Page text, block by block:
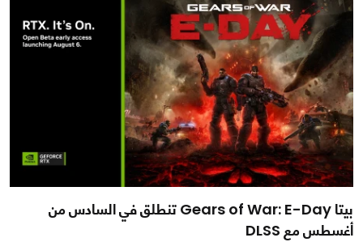
بيتا Gears of War: E-Day تنطلق في السادس من
أغسطس مع DLSS